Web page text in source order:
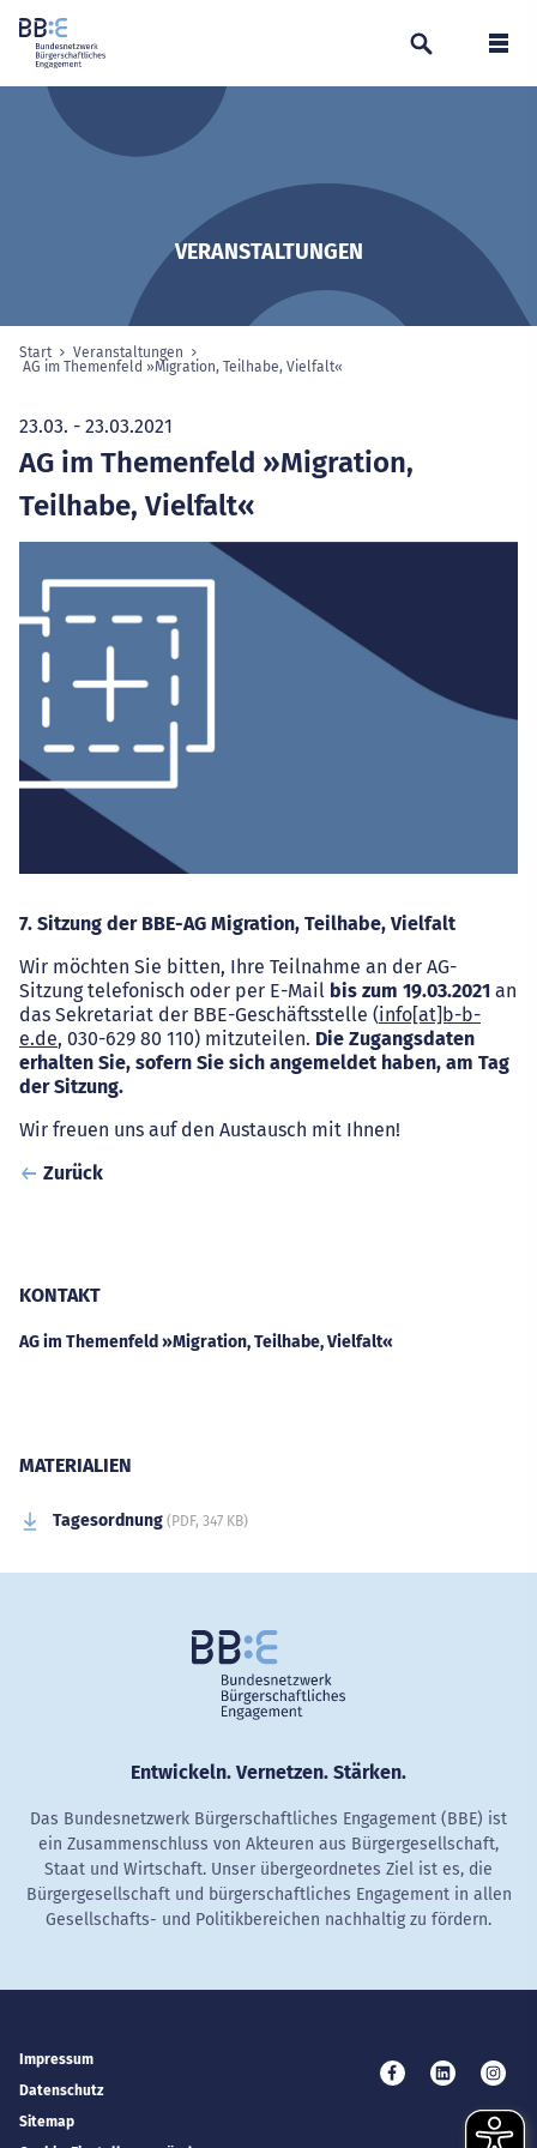
Suchen
VERANSTALTUNGEN
Sie sind hier:
Start
Veranstaltungen
AG im Themenfeld »Migration, Teilhabe, Vielfalt«
23.03. - 23.03.2021
AG im Themenfeld »Migration,
Teilhabe, Vielfalt«
7. Sitzung der BBE-AG Migration, Teilhabe, Vielfalt
Wir möchten Sie bitten, Ihre Teilnahme an der AG-
Sitzung telefonisch oder per E-Mail bis zum 19.03.2021 an
das Sekretariat der BBE-Geschäftsstelle (info[at]b-b-
e.de, 030-629 80 110) mitzuteilen. Die Zugangsdaten
erhalten Sie, sofern Sie sich angemeldet haben, am Tag
der Sitzung.
Wir freuen uns auf den Austausch mit Ihnen!
Zurück
KONTAKT
AG im Themenfeld »Migration, Teilhabe, Vielfalt«
MATERIALIEN
Tagesordnung (PDF, 347 KB)
Entwickeln. Vernetzen. Stärken.
Das Bundesnetzwerk Bürgerschaftliches Engagement (BBE) ist
ein Zusammenschluss von Akteuren aus Bürgergesellschaft,
Staat und Wirtschaft. Unser übergeordnetes Ziel ist es, die
Bürgergesellschaft und bürgerschaftliches Engagement in allen
Gesellschafts- und Politikbereichen nachhaltig zu fördern.
Impressum
Datenschutz
Sitemap
Besuchen Sie uns
Besuchen